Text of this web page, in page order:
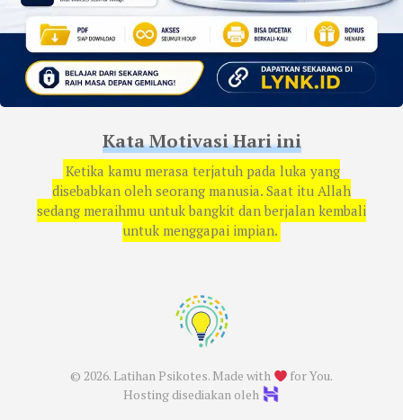
Kata Motivasi Hari ini
Ketika kamu merasa terjatuh pada luka yang
disebabkan oleh seorang manusia. Saat itu Allah
sedang meraihmu untuk bangkit dan berjalan kembali
untuk menggapai impian.
© 2026. Latihan Psikotes. Made with
for You.
Hosting disediakan oleh